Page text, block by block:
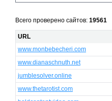
Всего проверено сайтов: 19561
URL
www.monbebecheri.com
www.dianaschnuth.net
jumblesolver.online
www.thetarotist.com